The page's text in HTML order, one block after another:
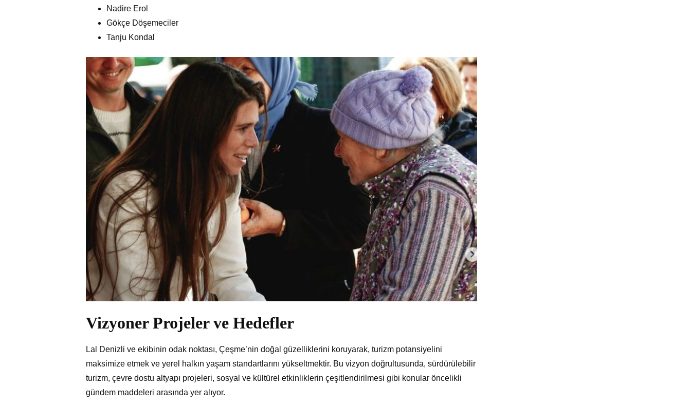
Nadire Erol
Gökçe Döşemeciler
Tanju Kondal
Vizyoner Projeler ve Hedefler
Lal Denizli ve ekibinin odak noktası, Çeşme’nin doğal güzelliklerini koruyarak, turizm potansiyelini
maksimize etmek ve yerel halkın yaşam standartlarını yükseltmektir. Bu vizyon doğrultusunda, sürdürülebilir
turizm, çevre dostu altyapı projeleri, sosyal ve kültürel etkinliklerin çeşitlendirilmesi gibi konular öncelikli
gündem maddeleri arasında yer alıyor.